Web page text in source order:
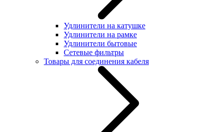
Удлинители на катушке
Удлинители на рамке
Удлинители бытовые
Сетевые фильтры
Товары для соединения кабеля